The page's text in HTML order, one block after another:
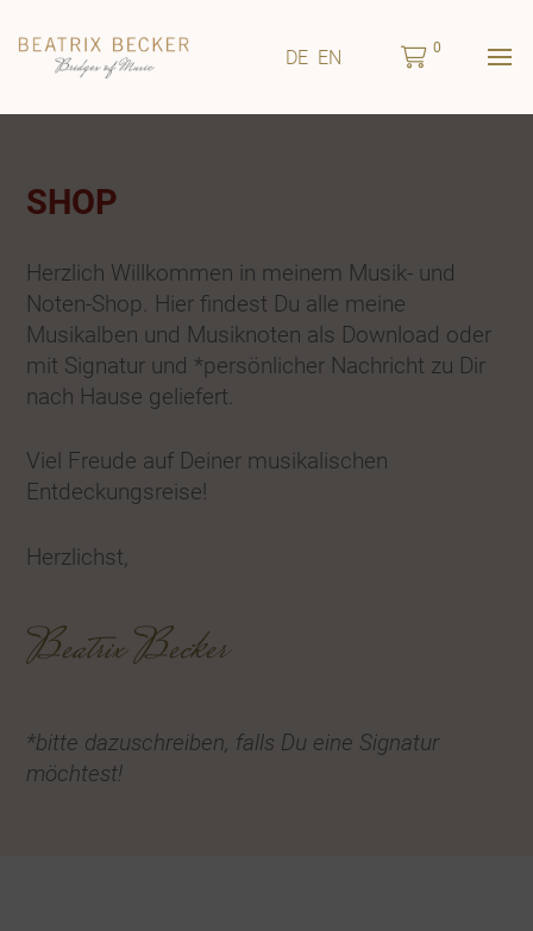
DE EN 0
SHOP
Herzlich Willkommen in meinem Musik- und
Noten-Shop. Hier findest Du alle meine
Musikalben und Musiknoten als Download oder
mit Signatur und *persönlicher Nachricht zu Dir
nach Hause geliefert.
Viel Freude auf Deiner musikalischen
Entdeckungsreise!
Herzlichst,
Beatrix Becker
*bitte dazuschreiben, falls Du eine Signatur
möchtest!